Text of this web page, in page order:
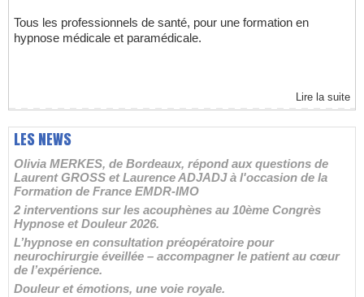
Tous les professionnels de santé, pour une formation en
hypnose médicale et paramédicale.
Lire la suite
LES NEWS
Olivia MERKES, de Bordeaux, répond aux questions de
Laurent GROSS et Laurence ADJADJ à l'occasion de la
Formation de France EMDR-IMO
2 interventions sur les acouphènes au 10ème Congrès
Hypnose et Douleur 2026.
L’hypnose en consultation préopératoire pour
neurochirurgie éveillée – accompagner le patient au cœur
de l’expérience.
Douleur et émotions, une voie royale.